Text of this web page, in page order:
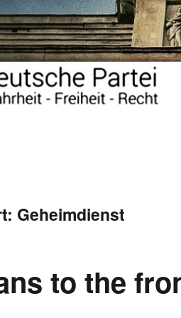
Geheimdienst
to the